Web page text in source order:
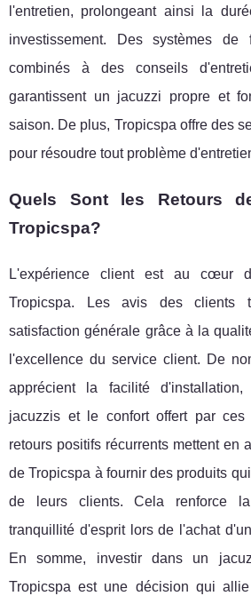
l'entretien, prolongeant ainsi la
investissement. Des systèmes de
combinés à des conseils
garantissent un jacuzzi propre et
saison. De plus, Tropicspa offre des
pour résoudre tout problème
Quels Sont les Retours
Tropicspa?
L'expérience client est au cœur
Tropicspa. Les avis des clients
satisfaction générale grâce à la
l'excellence du service client. De
apprécient la facilité
jacuzzis et le confort offert par ces
retours positifs récurrents mettent en
de Tropicspa à fournir des produits
de leurs clients. Cela renforce
tranquillité d'esprit lors de l'achat
En somme, investir dans un
Tropicspa est une décision qui